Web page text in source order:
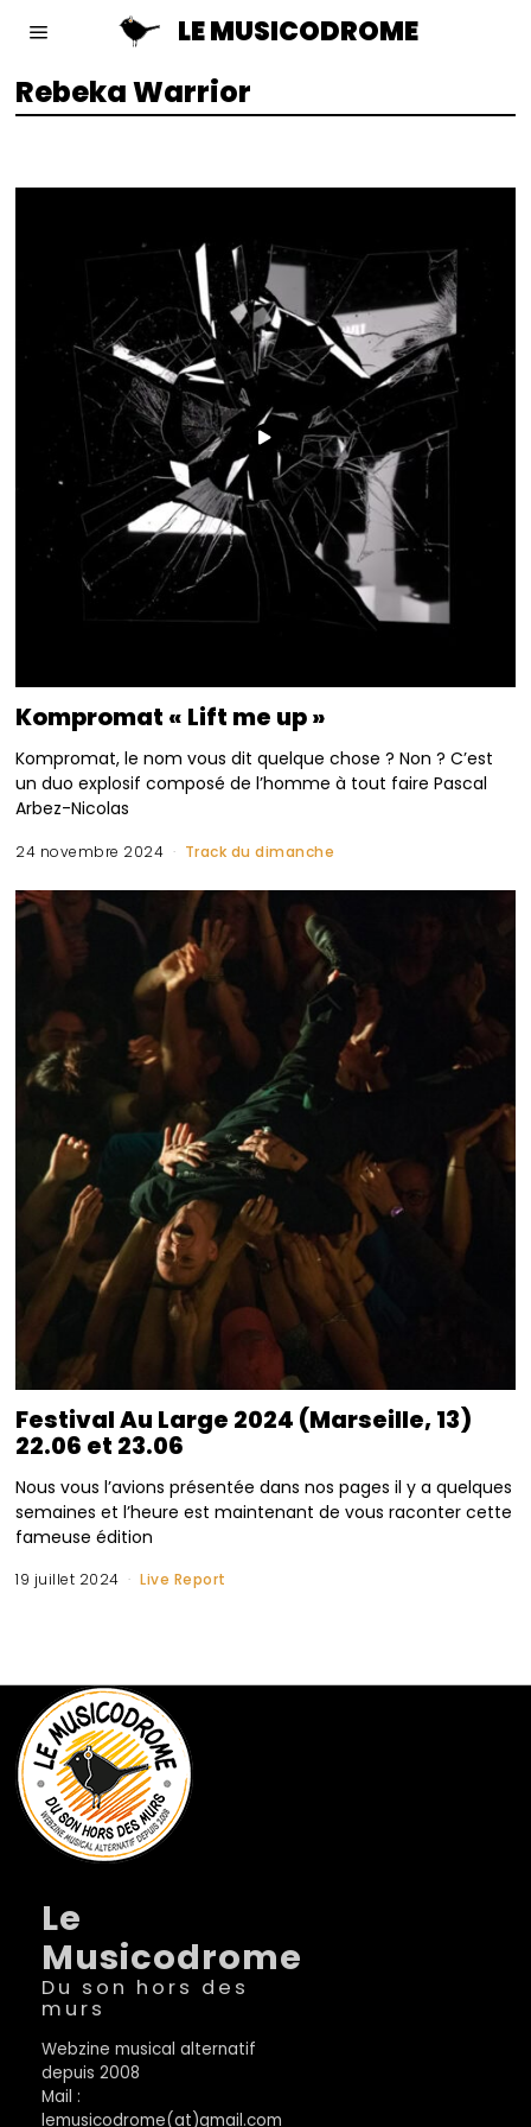
LE MUSICODROME
Rebeka Warrior
Kompromat « Lift me up »
Kompromat, le nom vous dit quelque chose ? Non ? C’est
un duo explosif composé de l’homme à tout faire Pascal
Arbez-Nicolas
24 novembre 2024 Track du dimanche
Festival Au Large 2024 (Marseille, 13)
22.06 et 23.06
Nous vous l’avions présentée dans nos pages il y a quelques
semaines et l’heure est maintenant de vous raconter cette
fameuse édition
19 juillet 2024 Live Report
Le
Musicodrome
Du son hors des
murs
Webzine musical alternatif
depuis 2008
Mail :
lemusicodrome(at)gmail.com